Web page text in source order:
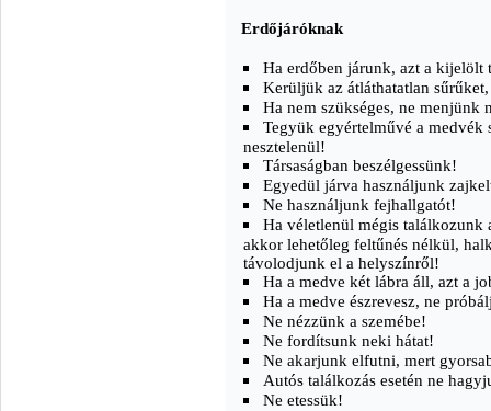
Erdőjáróknak
Ha erdőben járunk, azt a kijelölt
Kerüljük az átláthatatlan
Ha nem szükséges, ne menjünk
Tegyük egyértelművé a
nesztelenül!
Társaságban beszélgessünk!
Egyedül járva használjunk
Ne használjunk fejhallgatót!
Ha véletlenül mégis találkozunk
akkor lehetőleg feltűnés nélkül,
távolodjunk el a helyszínről!
Ha a medve két lábra áll, azt a
Ha a medve észrevesz, ne
Ne nézzünk a szemébe!
Ne fordítsunk neki hátat!
Ne akarjunk elfutni, mert
Autós találkozás esetén ne
Ne etessük!